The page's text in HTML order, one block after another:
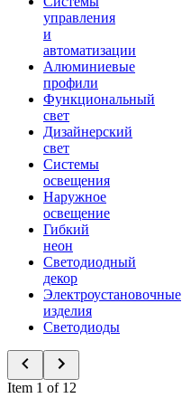
управления
и
автоматизации
Алюминиевые
профили
Функциональный
свет
Дизайнерский
свет
Системы
освещения
Наружное
освещение
Гибкий
неон
Светодиодный
декор
Электроустановочные
изделия
Светодиоды
Item 1 of 12